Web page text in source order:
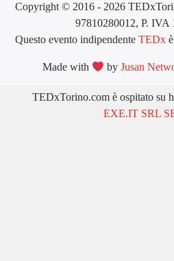
Copyright © 2016 - 2026
97810280012, P. IVA
Questo evento indipendente TEDxè
Made with byJusan
TEDxTorino.com è ospitato su
EXE.IT SRL